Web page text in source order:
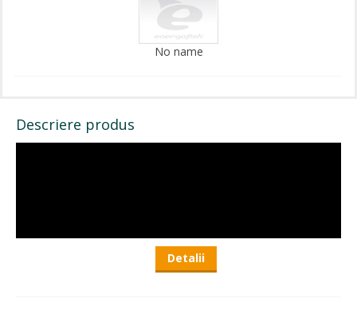
No name
Descriere produs
Detalii